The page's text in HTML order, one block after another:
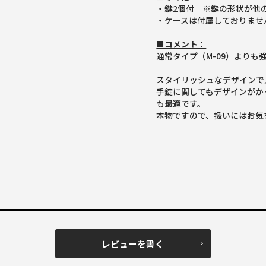
・鍵2個付 ※鍵の形状が他
・ケースは付属しておりま
■コメント：
通常タイプ（M-09）よりも
スタイリッシュなデザイン
手錠に関してもデザインが
も最適です。
本物ですので、扱いにはお
レビューを書く